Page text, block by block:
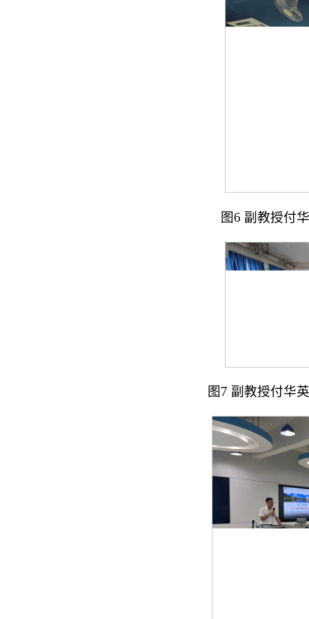
图6 副教授付
图7 副教授付华